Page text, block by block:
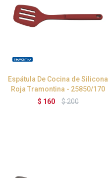
Espátula De Cocina de Silicona
Roja Tramontina - 25850/170
$ 160 $200